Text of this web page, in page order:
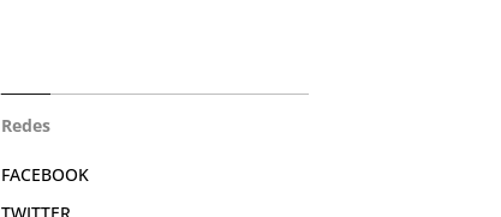
Redes
FACEBOOK
TWITTER